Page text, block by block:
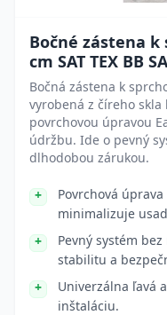
Bočné zástena k
cm SAT TEX BB
Bočná zástena k
vyrobená z číreho skla
povrchovou úpravou
údržbu. Ide o pevný
dlhodobou zárukou.
Povrchová
minimalizuje
Pevný systém
stabilitu a
Univerzálna ľavá
inštaláciu.